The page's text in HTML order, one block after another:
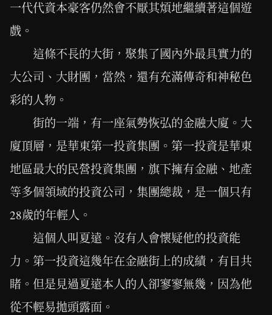
一代代資本豪客仍然會不厭其煩地繼續著這個遊
戲。
這條不長的大街，聚集了國內外最具實力的
大公司、大財團，當然，還有充滿傳奇和神秘色
彩的人物。
街的一端，有一座氣勢恢弘的金融大廈。大
廈頂層，是華東第一投資集團。第一投資是華東
地區最大的民營投資集團，旗下擁有金融、地產
等多個領域的投資公司，集團總裁，是一個只有
28歲的年輕人。
這個人叫夏遠。沒有人會懷疑他的投資能
力。第一投資這幾年在金融街上的成績，有目共
睹。但是見過夏遠本人的人卻寥寥無幾，因為他
從不輕易拋頭露面。